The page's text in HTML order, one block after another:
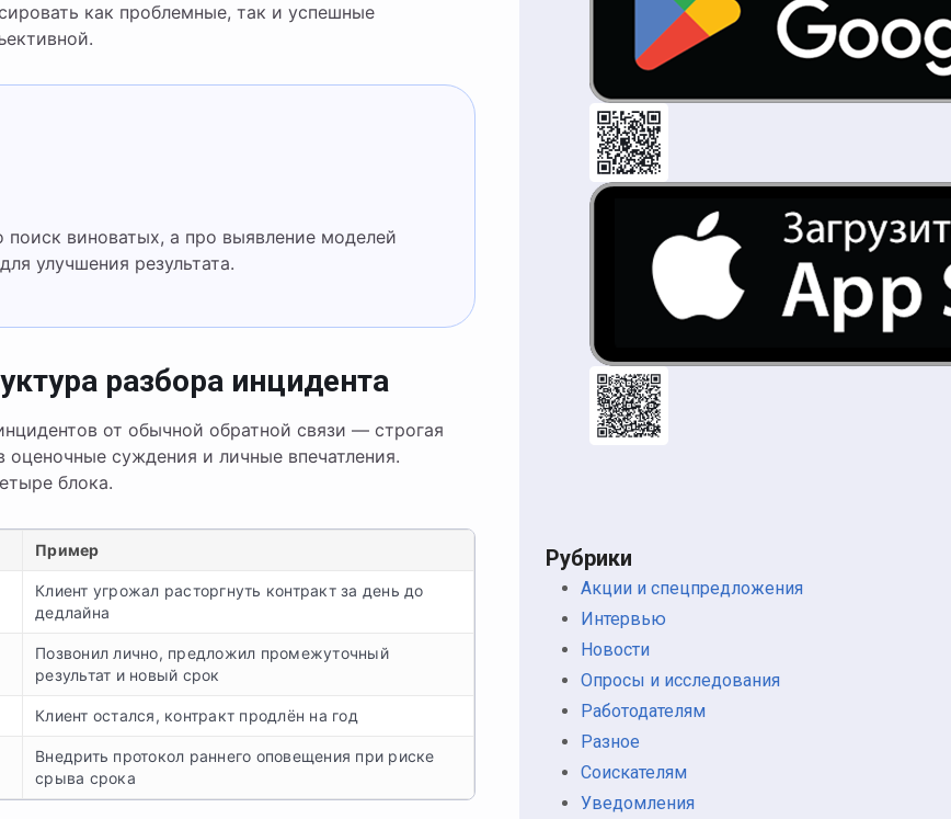
как проблемные, так и успешные
улучшения результата.
разбора инцидента
от обычной обратной связи — строгая
оценочные суждения и личные впечатления.
блока.
Пример
Клиент угрожал расторгнуть контракт за день до
дедлайна
Позвонил лично, предложил промежуточный
результат и новый срок
Клиент остался, контракт продлён на год
Внедрить протокол раннего оповещения при риске
срыва срока
Рубрики
Акции и спецпредложения
Интервью
Новости
Опросы и исследования
Работодателям
Разное
Соискателям
Уведомления